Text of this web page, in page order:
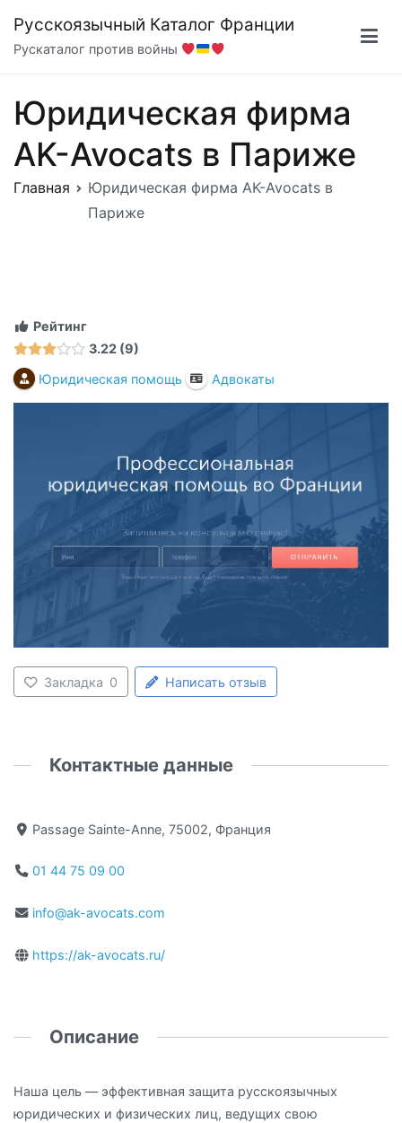
содержимому
Русскоязычный Каталог Франции
Рускаталог против войны
Юридическая фирма
AK-Avocats в Париже
Главная
Юридическая фирма AK-Avocats в
Париже
Рейтинг
3.22 9
Юридическая помощь
Адвокаты
Закладка 0 Написать отзыв
Контактные данные
Passage Sainte-Anne, 75002, Франция
01 44 75 09 00
info@ak-avocats.com
https://ak-avocats.ru/
Описание
Наша цель — эффективная защита русскоязычных
юридических и физических лиц, ведущих свою